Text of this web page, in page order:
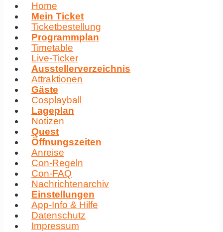
Home
Mein Ticket
Ticketbestellung
Programmplan
Timetable
Live-Ticker
Ausstellerverzeichnis
Attraktionen
Gäste
Cosplayball
Lageplan
Notizen
Quest
Öffnungszeiten
Anreise
Con-Regeln
Con-FAQ
Nachrichtenarchiv
Einstellungen
App-Info & Hilfe
Datenschutz
Impressum